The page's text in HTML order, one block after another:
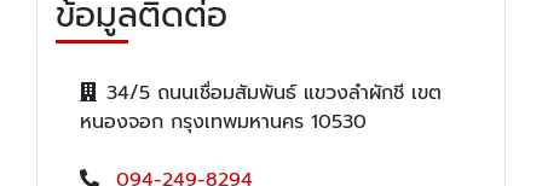
ข้อมูลติดต่อ
34/5 ถนนเชื่อมสัมพันธ์ แขวงลำผักชี เขต
หนองจอก กรุงเทพมหานคร 10530
094-249-8294